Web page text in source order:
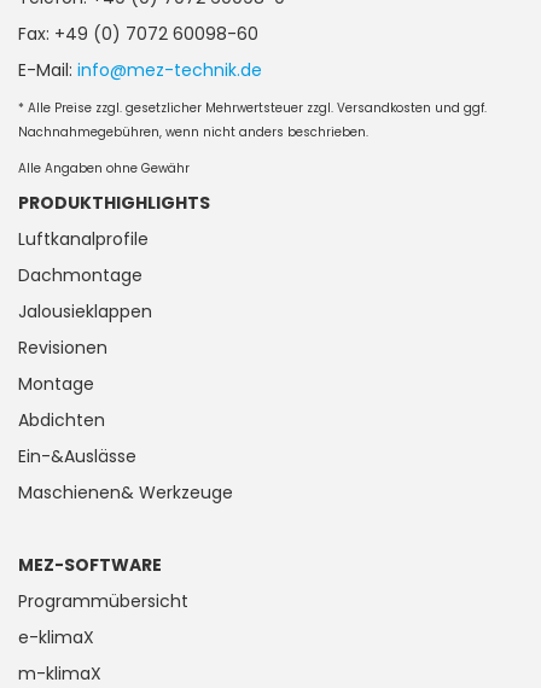
Fax: +49 (0) 7072 60098-60
E-Mail: info@mez-technik.de
* Alle Preise zzgl. gesetzlicher Mehrwertsteuer zzgl. Versandkosten und ggf.
Nachnahmegebühren, wenn nicht anders beschrieben.
Alle Angaben ohne Gewähr
PRODUKTHIGHLIGHTS
Luftkanalprofile
Dachmontage
Jalousieklappen
Revisionen
Montage
Abdichten
Ein-&Auslässe
Maschienen& Werkzeuge
MEZ-SOFTWARE
Programmübersicht
e-klimaX
m-klimaX